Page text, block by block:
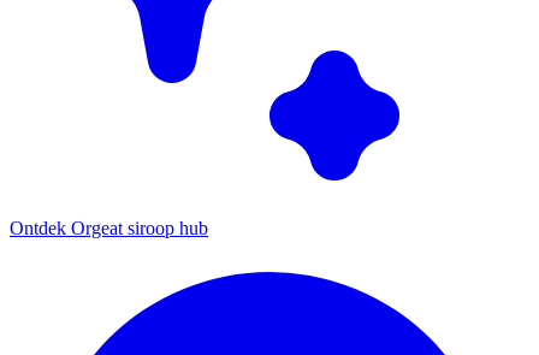
Ontdek Orgeat siroop hub